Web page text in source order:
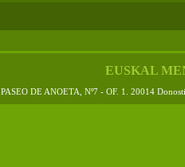
EUSKAL
PASEO DE ANOETA, Nº7 - OF. 1. 20014